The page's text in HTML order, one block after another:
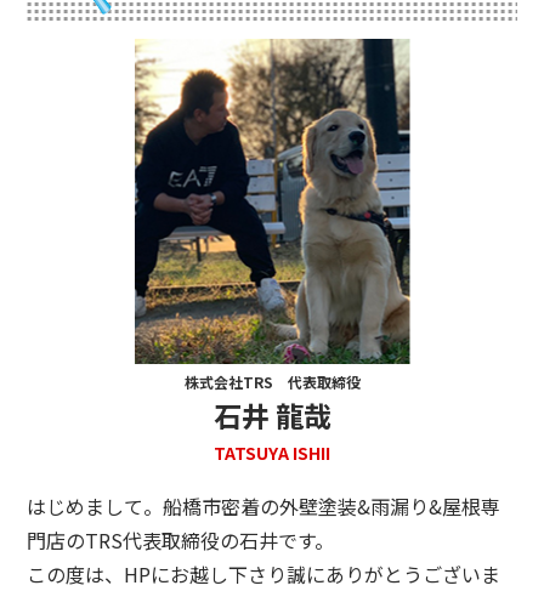
株式会社TRS 代表取締役
石井 龍哉
TATSUYA ISHII
はじめまして。船橋市密着の外壁塗装&雨漏り&屋根専
門店のTRS代表取締役の石井です。
この度は、HPにお越し下さり誠にありがとうございま